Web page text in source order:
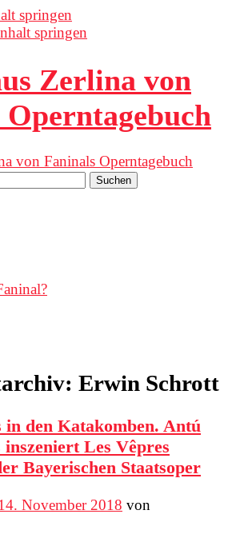
springen
springen
Zerlina von
Erwin Schrott
in den Katakomben. Antú
inszeniert Les Vêpres
Bayerischen Staatsoper
November 2018 von